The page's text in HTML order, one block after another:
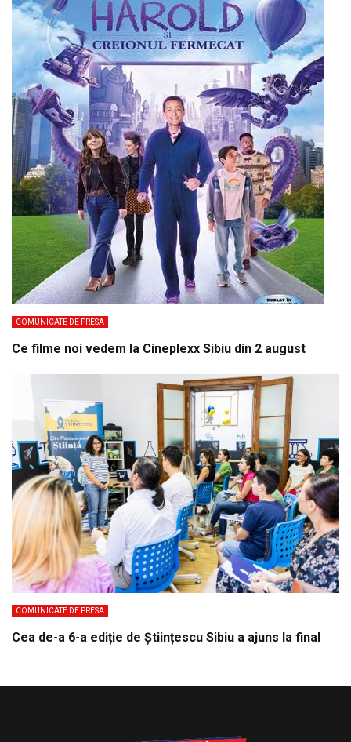
COMUNICATE DE PRESA
Ce filme noi vedem la Cineplexx Sibiu din 2 august
COMUNICATE DE PRESA
Cea de-a 6-a ediție de Științescu Sibiu a ajuns la final